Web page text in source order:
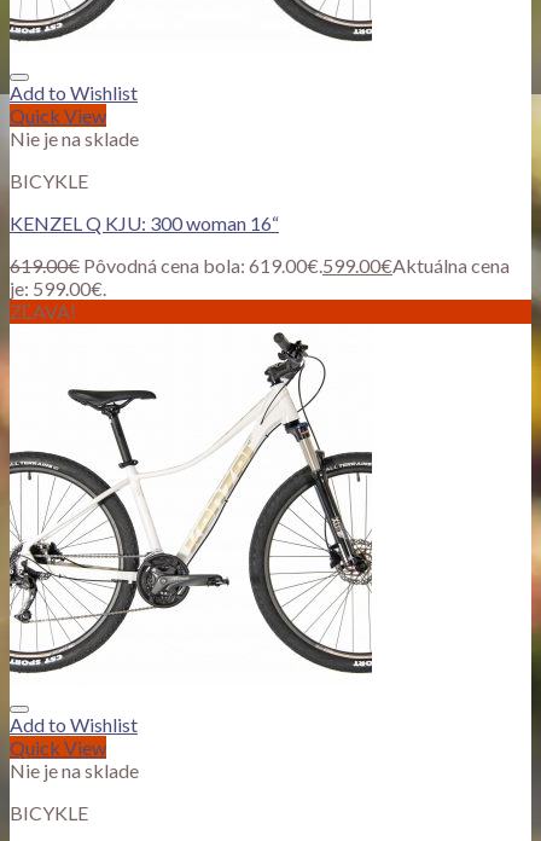
Add to Wishlist
Quick View
Nie je na sklade
BICYKLE
KENZEL Q KJU: 300 woman 16“
619.00€ Pôvodná cena bola: 619.00€. 599.00€Aktuálna cena
je: 599.00€.
ZĽAVA!
Add to Wishlist
Quick View
Nie je na sklade
BICYKLE